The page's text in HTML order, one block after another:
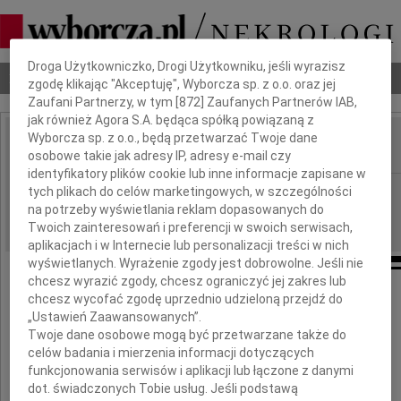
Nekrologi Odeszli Poradnik pogrzebowy
IMIĘ I NAZWISKO:
REGION: Bydgoszcz
DATA EMISJI: 11.06.2018
Naszemu Koledze
Krzysztofowi Noskowiczowi
Dbamy o Twoją prywatność
Droga Użytkowniczko, Drogi Użytkowniku, jeśli wyrazisz
zgodę klikając "Akceptuję", Wyborcza sp. z o.o. oraz jej
Zaufani Partnerzy, w tym [872 ] Zaufanych Partnerów IAB,
jak również Agora S.A. będąca spółką powiązaną z
Wyborcza sp. z o.o., będą przetwarzać Twoje dane
osobowe takie jak adresy IP, adresy e-mail czy
identyfikatory plików cookie lub inne informacje zapisane w
tych plikach do celów marketingowych, w szczególności
na potrzeby wyświetlania reklam dopasowanych do
Twoich zainteresowań i preferencji w swoich serwisach,
aplikacjach i w Internecie lub personalizacji treści w nich
wyświetlanych. Wyrażenie zgody jest dobrowolne. Jeśli nie
chcesz wyrazić zgody, chcesz ograniczyć jej zakres lub
chcesz wycofać zgodę uprzednio udzieloną przejdź do
„Ustawień Zaawansowanych”.
Twoje dane osobowe mogą być przetwarzane także do
celów badania i mierzenia informacji dotyczących
funkcjonowania serwisów i aplikacji lub łączone z danymi
dot. świadczonych Tobie usług. Jeśli podstawą